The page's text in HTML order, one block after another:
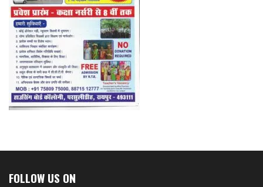
FOLLOW US ON